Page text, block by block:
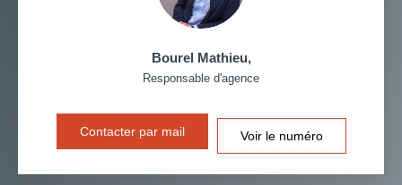
Bourel Mathieu,
Responsable d'agence
Contacter par mail Voir le numéro